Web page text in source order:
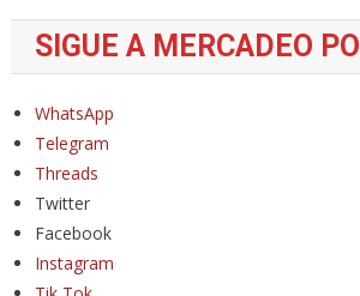
SIGUE A MERCADEO
WhatsApp
Telegram
Threads
Twitter
Facebook
Instagram